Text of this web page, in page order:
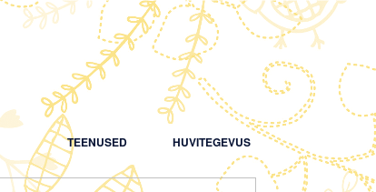
TEENUSED HUVITEGEVUS